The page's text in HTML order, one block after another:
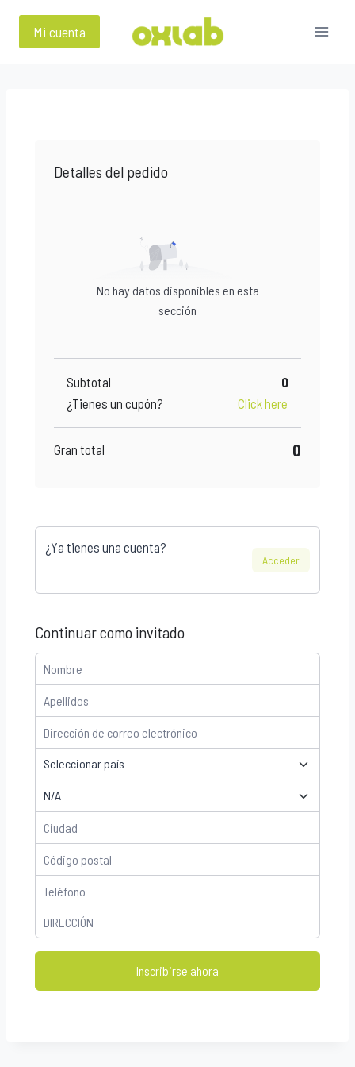
contenido
Mi cuenta
Detalles del pedido
No hay datos disponibles en esta
sección
Subtotal
0
¿Tienes un cupón?
Click here
Gran total 0
¿Ya tienes una cuenta?
Acceder
Continuar como invitado
Inscribirse ahora